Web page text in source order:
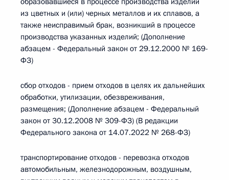
из цветных и (или) черных металлов и их сплавов, а
также неисправимый брак, возникший в процессе
производства указанных изделий; (Дополнение
абзацем - Федеральный закон от 29.12.2000 № 169-
ФЗ)
сбор отходов - прием отходов в целях их дальнейших
обработки, утилизации, обезвреживания,
размещения; (Дополнение абзацем - Федеральный
закон от 30.12.2008 № 309-ФЗ) (В редакции
Федерального закона от 14.07.2022 № 268-ФЗ)
транспортирование отходов - перевозка отходов
автомобильным, железнодорожным, воздушным,